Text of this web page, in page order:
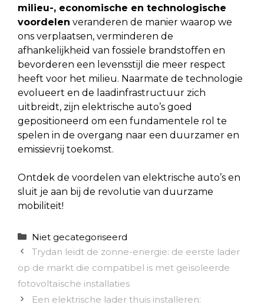
milieu-, economische en technologische
voordelen veranderen de manier waarop we
ons verplaatsen, verminderen de
afhankelijkheid van fossiele brandstoffen en
bevorderen een levensstijl die meer respect
heeft voor het milieu. Naarmate de technologie
evolueert en de laadinfrastructuur zich
uitbreidt, zijn elektrische auto’s goed
gepositioneerd om een fundamentele rol te
spelen in de overgang naar een duurzamer en
emissievrij toekomst.
Ontdek de voordelen van elektrische auto’s en
sluit je aan bij de revolutie van duurzame
mobiliteit!
Categorieën
Niet gecategoriseerd
Trydan leidt de zonne-energie: de eerste lader
op de markt die compatibel is met geïsoleerde
fotovoltaïsche installaties
Een elektrische lader thuis installeren: